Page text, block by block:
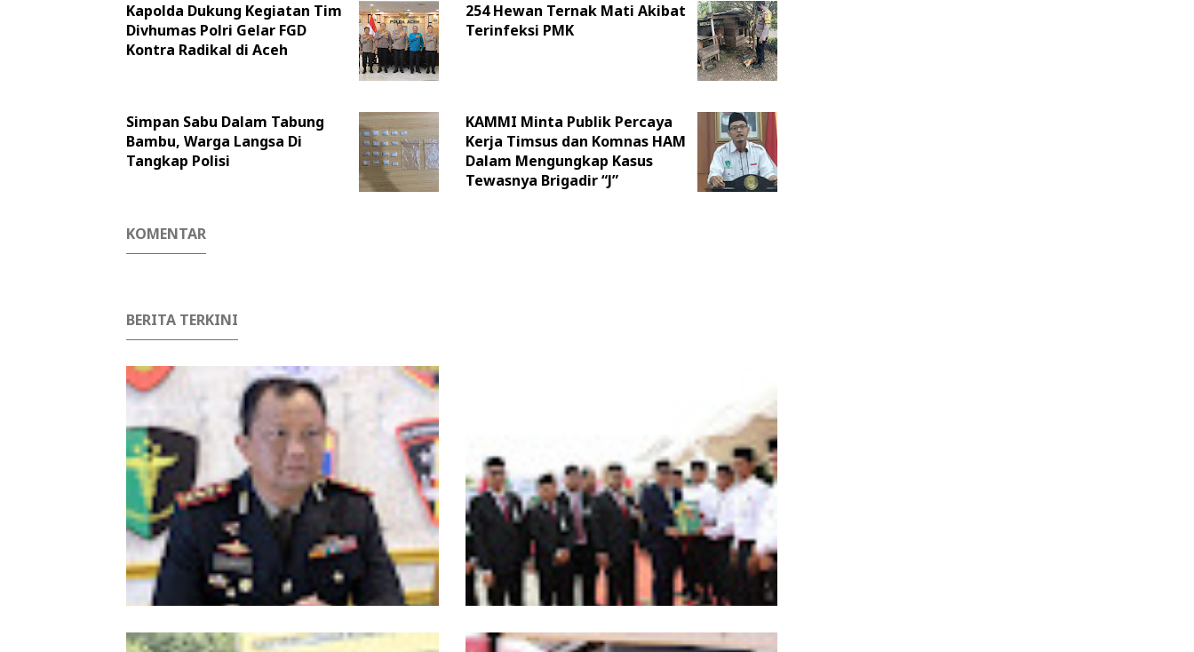
Kapolda Dukung Kegiatan Tim
Divhumas Polri Gelar FGD
Kontra Radikal di Aceh
254 Hewan Ternak Mati Akibat
Terinfeksi PMK
Simpan Sabu Dalam Tabung
Bambu, Warga Langsa Di
Tangkap Polisi
KAMMI Minta Publik Percaya
Kerja Timsus dan Komnas HAM
Dalam Mengungkap Kasus
Tewasnya Brigadir “J”
KOMENTAR
BERITA TERKINI